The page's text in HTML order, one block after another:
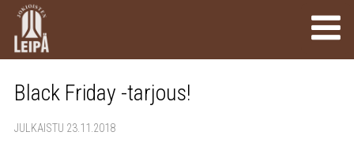
Black Friday -tarjous!
JULKAISTU 23.11.2018